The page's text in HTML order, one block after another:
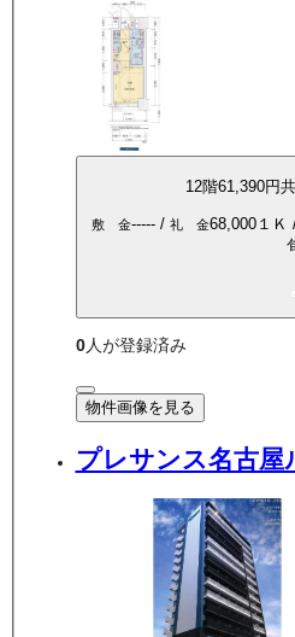
12階61,390円
敷 金-----/ 礼 金68,000１Ｋ
0人が登録済み
物件画像を見る
プレサンス名古屋